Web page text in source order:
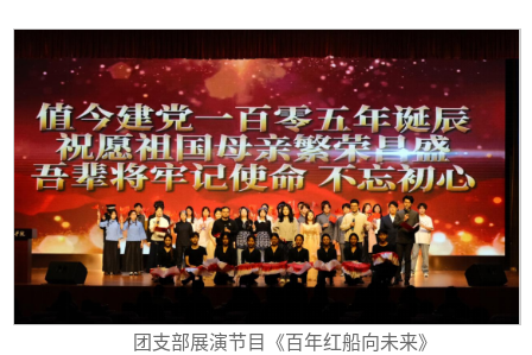
团支部展演节目《百年红船向未来》